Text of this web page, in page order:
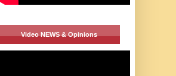
Video NEWS & Opinions